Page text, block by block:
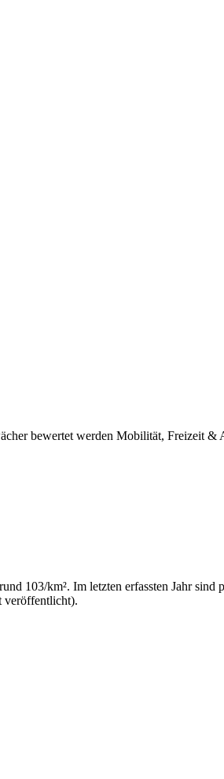
bewertet werden Mobilität, Freizeit &
103/km². Im letzten erfassten Jahr sind
veröffentlicht).